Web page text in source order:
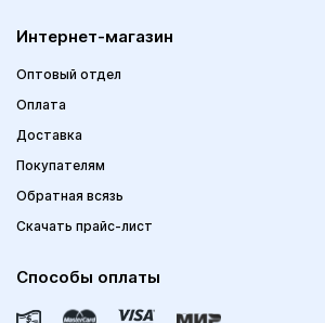
Интернет-магазин
Оптовый отдел
Оплата
Доставка
Покупателям
Обратная всязь
Скачать прайс-лист
Способы оплаты